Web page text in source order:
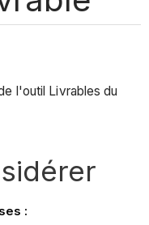
l'outil Livrables du
: